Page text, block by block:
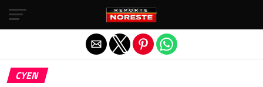
CYEN
Salir de la versión móvil